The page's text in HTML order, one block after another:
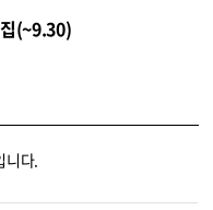
(~9.30)
니다.